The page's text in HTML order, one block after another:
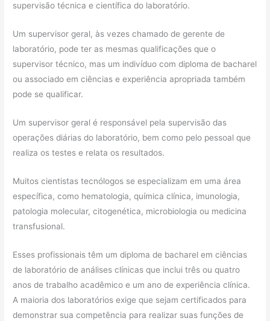
supervisão técnica e científica do laboratório.
Um supervisor geral, às vezes chamado de gerente de
laboratório, pode ter as mesmas qualificações que o
supervisor técnico, mas um indivíduo com diploma de bacharel
ou associado em ciências e experiência apropriada também
pode se qualificar.
Um supervisor geral é responsável pela supervisão das
operações diárias do laboratório, bem como pelo pessoal que
realiza os testes e relata os resultados.
Muitos cientistas tecnólogos se especializam em uma área
específica, como hematologia, química clínica, imunologia,
patologia molecular, citogenética, microbiologia ou medicina
transfusional.
Esses profissionais têm um diploma de bacharel em ciências
de laboratório de análises clínicas que inclui três ou quatro
anos de trabalho acadêmico e um ano de experiência clínica.
A maioria dos laboratórios exige que sejam certificados para
demonstrar sua competência para realizar suas funções de